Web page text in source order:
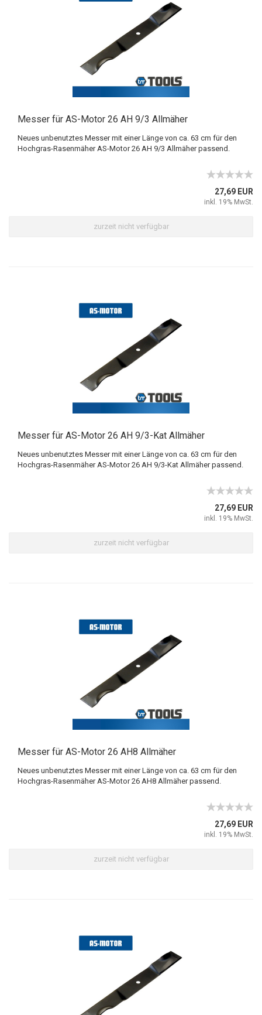
Messer für AS-Motor 26 AH 9/3 Allmäher
Neues unbenutztes Messer mit einer Länge von ca. 63 cm für den
Hochgras-Rasenmäher AS-Motor 26 AH 9/3 Allmäher passend.
27,69 EUR
inkl. 19% MwSt.
zurzeit nicht verfügbar
Messer für AS-Motor 26 AH 9/3-Kat Allmäher
Neues unbenutztes Messer mit einer Länge von ca. 63 cm für den
Hochgras-Rasenmäher AS-Motor 26 AH 9/3-Kat Allmäher passend.
27,69 EUR
inkl. 19% MwSt.
zurzeit nicht verfügbar
Messer für AS-Motor 26 AH8 Allmäher
Neues unbenutztes Messer mit einer Länge von ca. 63 cm für den
Hochgras-Rasenmäher AS-Motor 26 AH8 Allmäher passend.
27,69 EUR
inkl. 19% MwSt.
zurzeit nicht verfügbar